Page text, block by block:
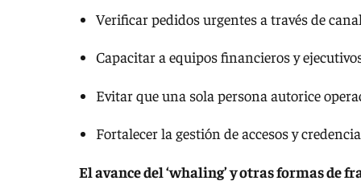
Verificar pedidos urgentes a través de
Capacitar a equipos financieros y
Evitar que una sola persona autorice
Fortalecer la gestión de accesos y
El avance del ‘whaling’ y otras formas